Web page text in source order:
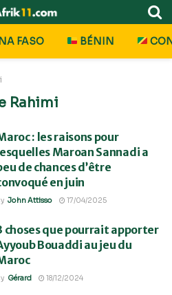
FASO BÉNIN
Rahimi
: les raisons pour
lesquelles Maroan Sannadi a
de chances d’être
en juin
John Attisso 17/04/2025
choses que pourrait apporter
Bouaddi au jeu du
Gérard 18/12/2024